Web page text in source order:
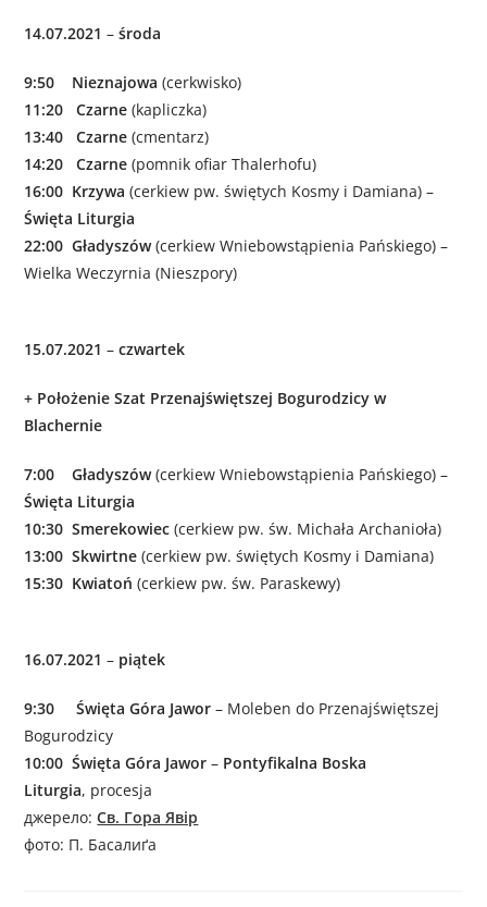
14.07.2021–środa
9:50 Nieznajowa(cerkwisko)
11:20 Czarne(kapliczka)
13:40 Czarne(cmentarz)
14:20Czarne(pomnik ofiar Thalerhofu)
16:00 Krzywa(cerkiew pw. świętych Kosmy i Damiana) –
Święta Liturgia
22:00 Gładyszów(cerkiew Wniebowstąpienia Pańskiego) –
Wielka Weczyrnia (Nieszpory)
15.07.2021–czwartek
+ Położenie Szat Przenajświętszej Bogurodzicy w
Blachernie
7:00 Gładyszów(cerkiew Wniebowstąpienia Pańskiego) –
Święta Liturgia
10:30 Smerekowiec(cerkiew pw. św. Michała Archanioła)
13:00 Skwirtne(cerkiew pw. świętych Kosmy i Damiana)
15:30 Kwiatoń(cerkiew pw. św. Paraskewy)
16.07.2021– piątek
9:30 Święta Góra Jawor – Moleben do Przenajświętszej
Bogurodzicy
10:00 Święta Góra Jawor – Pontyfikalna Boska
Liturgia, procesja
джерело:Св. Гора Явір
фото: П. Басалиґа